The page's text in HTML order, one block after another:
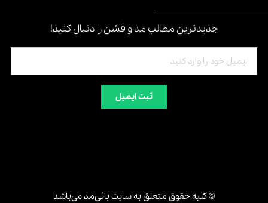
جدیدترین مطالب مد و فشن را دنبال کنید!
ثبت ایمیل
© کلیه حقوق متعلق به سایت بانی‌مد می‌باشد